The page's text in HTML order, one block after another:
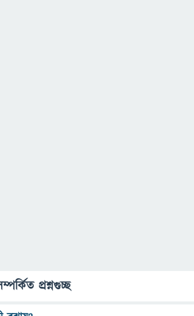
প্রশ্নগুচ্ছ